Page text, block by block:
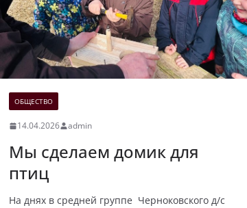
ОБЩЕСТВО
14.04.2026 admin
Мы сделаем домик для
птиц
На днях в средней группе Черноковского д/с